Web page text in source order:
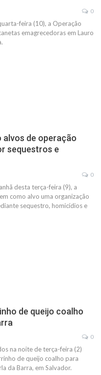
0
feira (10), a Operação
emagrecedoras em Lauro
alvos de operação
sequestros e
0
desta terça-feira (9), a
como alvo uma organização
sequestro, homicídios e
de queijo coalho
0
na noite de terça-feira (2)
de queijo coalho para
da Barra, em Salvador.